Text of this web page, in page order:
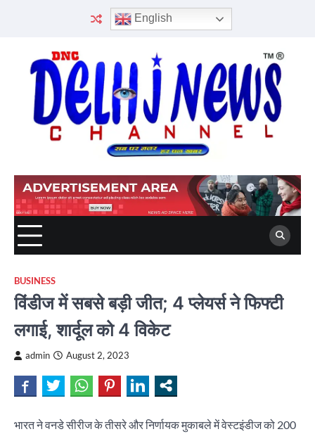
English
BUSINESS
विंडीज में सबसे बड़ी जीत; 4 प्लेयर्स ने फिफ्टी
लगाई, शार्दूल को 4 विकेट
admin August 2, 2023
भारत ने वनडे सीरीज के तीसरे और निर्णायक मुकाबले में वेस्टइंडीज को 200